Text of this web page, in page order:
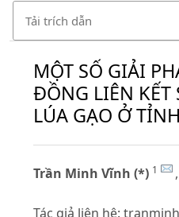
Tải trích dẫn
MỘT SỐ GIẢI
ĐỒNG LIÊN KẾT
LÚA GẠO Ở
Trần Minh Vĩnh (*) 1 ,
Tác giả liên hệ: